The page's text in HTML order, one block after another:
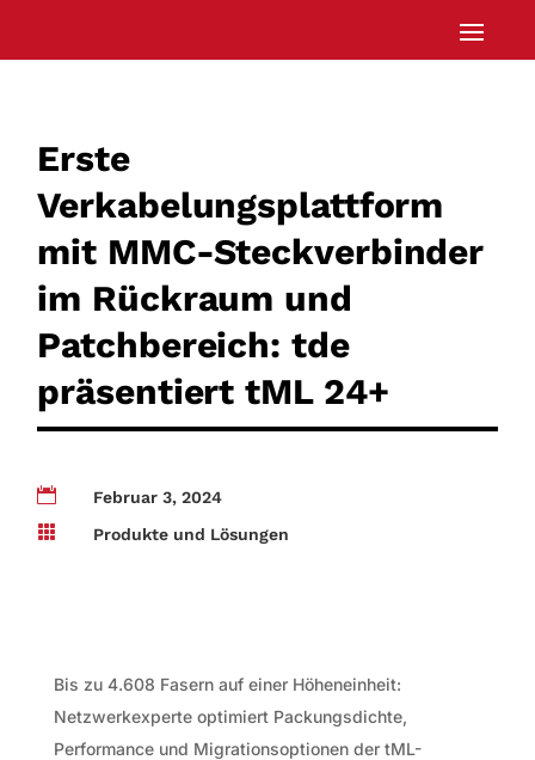
Erste
Verkabelungsplattform
mit MMC-Steckverbinder
im Rückraum und
Patchbereich: tde
präsentiert tML 24+

Februar 3, 2024

Produkte und Lösungen
Bis zu 4.608 Fasern auf einer Höheneinheit:
Netzwerkexperte optimiert Packungsdichte,
Performance und Migrationsoptionen der tML-